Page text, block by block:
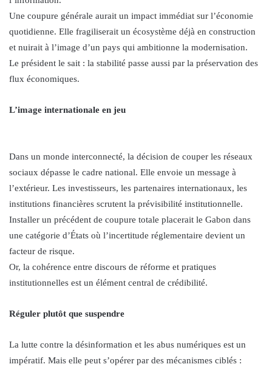
Une coupure générale aurait un impact immédiat sur l’économie
quotidienne. Elle fragiliserait un écosystème déjà en construction
et nuirait à l’image d’un pays qui ambitionne la modernisation.
Le président le sait : la stabilité passe aussi par la préservation des
flux économiques.
L’image internationale en jeu
Dans un monde interconnecté, la décision de couper les réseaux
sociaux dépasse le cadre national. Elle envoie un message à
l’extérieur. Les investisseurs, les partenaires internationaux, les
institutions financières scrutent la prévisibilité institutionnelle.
Installer un précédent de coupure totale placerait le Gabon dans
une catégorie d’États où l’incertitude réglementaire devient un
facteur de risque.
Or, la cohérence entre discours de réforme et pratiques
institutionnelles est un élément central de crédibilité.
Réguler plutôt que suspendre
La lutte contre la désinformation et les abus numériques est un
impératif. Mais elle peut s’opérer par des mécanismes ciblés :